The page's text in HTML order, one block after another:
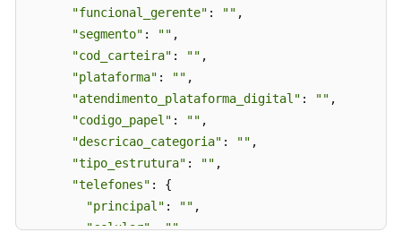
资
人
查
询
与
会
（chat_itau_atendentes）
推
送
消
"funcional_gerente" : "" ,
"segmento" : "" ,
"cod_carteira" : "" ,
"plataforma" : "" ,
"atendimento_plataforma_digital" : "" ,
"codigo_papel" : "" ,
"descricao_categoria" : "" ,
"tipo_estrutura" : "" ,
"telefones" : {
"principal" : "" ,
"celular": "",